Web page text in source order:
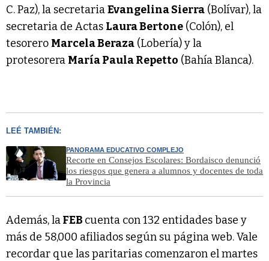
C. Paz), la secretariaEvangelina Sierra (Bolívar), la
secretaria de Actas Laura Bertone (Colón), el
tesorero Marcela Beraza (Lobería) y la
protesorera María Paula Repetto (Bahía Blanca).
LEÉ TAMBIÉN:
PANORAMA EDUCATIVO COMPLEJO
Recorte en Consejos Escolares: Bordaisco denunció
los riesgos que genera a alumnos y docentes de toda
la Provincia
Además, laFEB cuenta con 132 entidades base y
más de 58,000 afiliados según su página web. Vale
recordar que las paritarias comenzaron el martes